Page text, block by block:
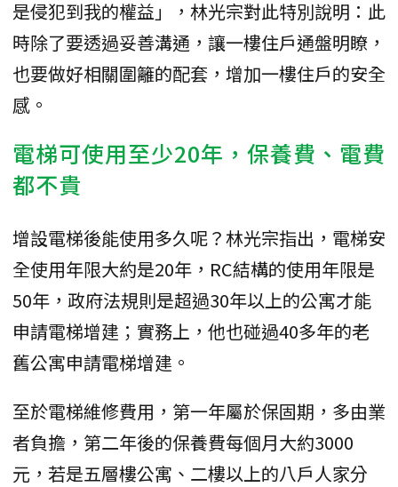
是侵犯到我的權益」，林光宗對此特別說明：此
時除了要透過妥善溝通，讓一樓住戶通盤明瞭，
也要做好相關圍籬的配套，增加一樓住戶的安全
感。
電梯可使用至少20年，保養費、電費
都不貴
增設電梯後能使用多久呢？林光宗指出，電梯安
全使用年限大約是20年，RC結構的使用年限是
50年，政府法規則是超過30年以上的公寓才能
申請電梯增建；實務上，他也碰過40多年的老
舊公寓申請電梯增建。
至於電梯維修費用，第一年屬於保固期，多由業
者負擔，第二年後的保養費每個月大約3000
元，若是五層樓公寓、二樓以上的八戶人家分